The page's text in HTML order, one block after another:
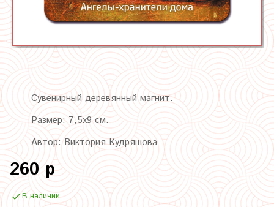
Сувенирный деревянный магнит.
Размер: 7,5х9 см.
Автор: Виктория Кудряшова
260 р
В наличии